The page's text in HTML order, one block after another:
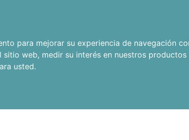
para mejorar su experiencia de navegación
sitio web, medir su interés en nuestros
usted.